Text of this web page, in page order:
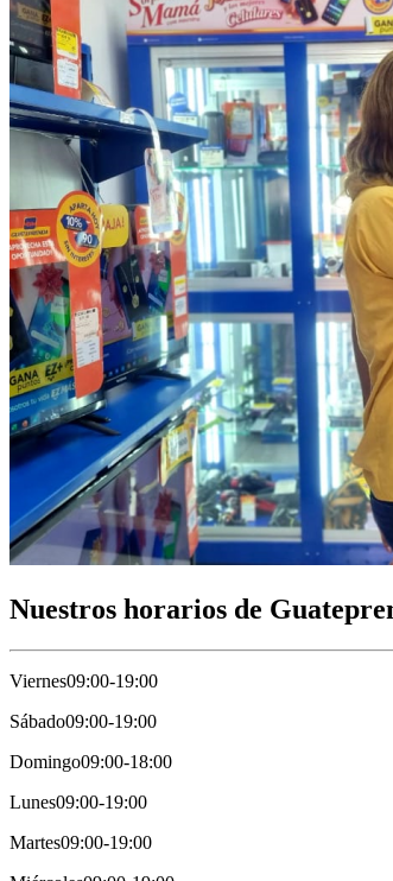
Nuestros horarios de
Viernes09:00-19:00
Sábado09:00-19:00
Domingo09:00-18:00
Lunes09:00-19:00
Martes09:00-19:00